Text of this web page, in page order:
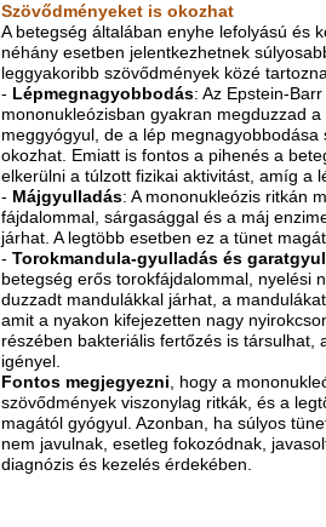
Szövődményeket is okozhat
A betegség általában enyhe lefolyású és
néhány esetben jelentkezhetnek
leggyakoribb szövődmények közé
- Lépmegnagyobbodás: Az Epstein-
mononukleózisban gyakran megduzzad
meggyógyul, de a lép
okozhat. Emiatt is fontos a pihenés a
elkerülni a túlzott fizikai aktivitást, amíg a
- Májgyulladás: A mononukleózis ritkán
fájdalommal, sárgasággal és a máj
járhat. A legtöbb esetben ez a tünet
- Torokmandula-gyulladás és
betegség erős torokfájdalommal, nyelési
duzzadt mandulákkal járhat, a
amit a nyakon kifejezetten nagy
részében bakteriális fertőzés is társulhat,
igényel.
Fontos megjegyezni , hogy a
szövődmények viszonylag ritkák, és a
magától gyógyul. Azonban, ha súlyos
nem javulnak, esetleg fokozódnak,
diagnózis és kezelés érdekében.